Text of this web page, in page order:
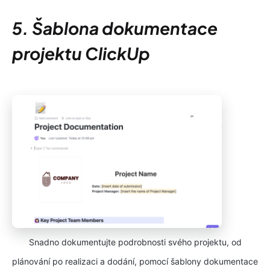
5. Šablona dokumentace
projektu ClickUp
Snadno dokumentujte podrobnosti svého projektu, od
plánování po realizaci a dodání, pomocí šablony dokumentace